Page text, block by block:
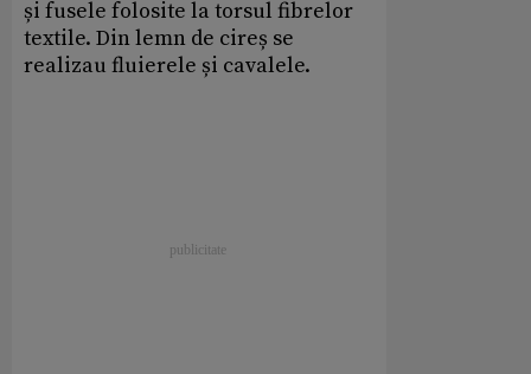
și fusele folosite la torsul fibrelor
textile. Din lemn de cireș se
realizau fluierele și cavalele.